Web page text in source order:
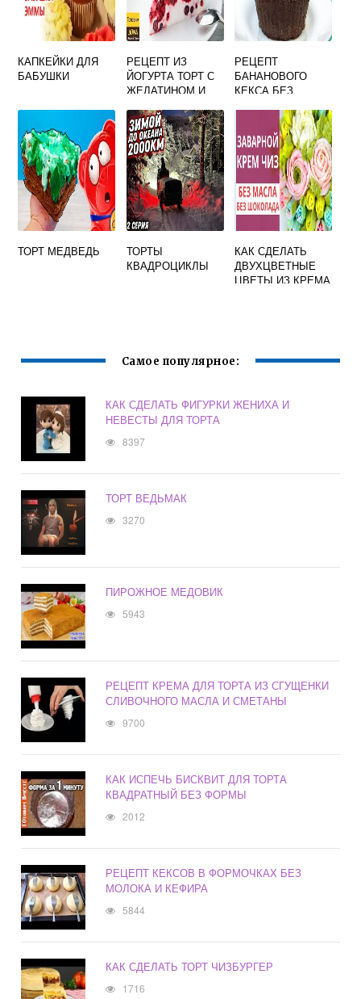
КАПКЕЙКИ ДЛЯ
БАБУШКИ
РЕЦЕПТ ИЗ
ЙОГУРТА ТОРТ С
ЖЕЛАТИНОМ И
РЕЦЕПТ
БАНАНОВОГО
КЕКСА БЕЗ
ТОРТ МЕДВЕДЬ
ТОРТЫ
КВАДРОЦИКЛЫ
КАК СДЕЛАТЬ
ДВУХЦВЕТНЫЕ
ЦВЕТЫ ИЗ КРЕМА
Самое популярное:
КАК СДЕЛАТЬ ФИГУРКИ ЖЕНИХА И
НЕВЕСТЫ ДЛЯ ТОРТА
8397
ТОРТ ВЕДЬМАК
3270
ПИРОЖНОЕ МЕДОВИК
5943
РЕЦЕПТ КРЕМА ДЛЯ ТОРТА ИЗ СГУЩЕНКИ
СЛИВОЧНОГО МАСЛА И СМЕТАНЫ
9700
КАК ИСПЕЧЬ БИСКВИТ ДЛЯ ТОРТА
КВАДРАТНЫЙ БЕЗ ФОРМЫ
2012
РЕЦЕПТ КЕКСОВ В ФОРМОЧКАХ БЕЗ
МОЛОКА И КЕФИРА
5844
КАК СДЕЛАТЬ ТОРТ ЧИЗБУРГЕР
1716